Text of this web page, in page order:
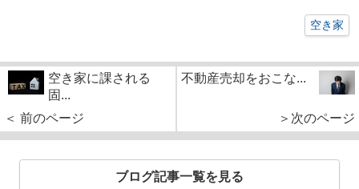
空き家
空き家に課される
固...
＜ 前のページ
不動産売却をおこな...
＞次のページ
ブログ記事一覧を見る